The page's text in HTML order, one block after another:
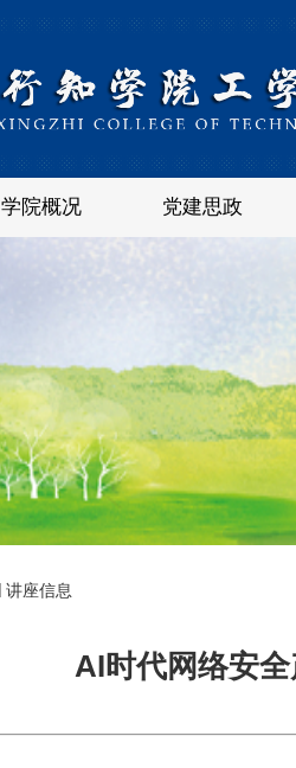
学院概况 党建思政
讲座信息
AI时代网络安